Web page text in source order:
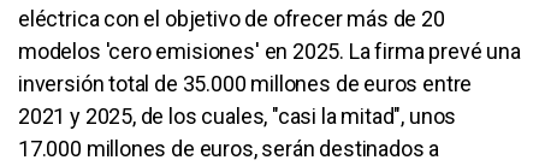
eléctrica con el objetivo de ofrecer más de 20
modelos 'cero emisiones' en 2025. La firma prevé una
inversión total de 35.000 millones de euros entre
2021 y 2025, de los cuales, "casi la mitad", unos
17.000 millones de euros, serán destinados a